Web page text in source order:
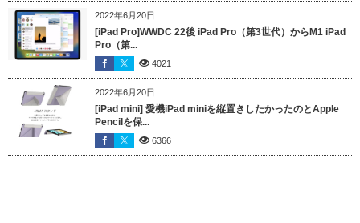
2022年6月20日
[iPad Pro]WWDC 22後 iPad Pro（第3世代）からM1 iPad
Pro（第...
4021
2022年6月20日
[iPad mini] 愛機iPad miniを縦置きしたかったのとApple
Pencilを保...
6366